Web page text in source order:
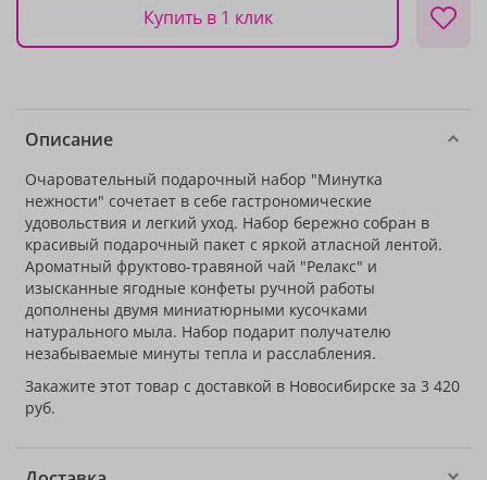
Купить в 1 клик
Описание
Очаровательный подарочный набор "Минутка
нежности" сочетает в себе гастрономические
удовольствия и легкий уход. Набор бережно собран в
красивый подарочный пакет с яркой атласной лентой.
Ароматный фруктово-травяной чай "Релакс" и
изысканные ягодные конфеты ручной работы
дополнены двумя миниатюрными кусочками
натурального мыла. Набор подарит получателю
незабываемые минуты тепла и расслабления.
Закажите этот товар с доставкой в Новосибирске за 3 420
руб.